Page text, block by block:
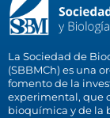
La Sociedad de
(SBBMCh) es una
fomento de la
experimental, que
bioquímica y de la